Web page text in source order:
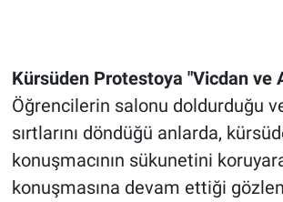
Kürsüden Protestoya "Vicdan ve
Öğrencilerin salonu doldurduğu
sırtlarını döndüğü anlarda,
konuşmacının sükunetini
konuşmasına devam ettiği